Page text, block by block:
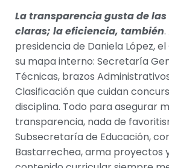
La transparencia gusta de
claras; la eficiencia, también
presidencia de Daniela López,
su mapa interno: Secretaría
Técnicas, brazos
Clasificación que cuidan
disciplina. Todo para asegurar
transparencia, nada de
Subsecretaría de Educación,
Bastarrechea, arma proyectos